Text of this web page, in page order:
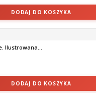
DODAJ DO KOSZYKA
Ilustrowana...
DODAJ DO KOSZYKA